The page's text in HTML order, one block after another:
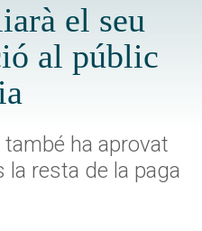
el seu
al públic
també ha aprovat
resta de la paga